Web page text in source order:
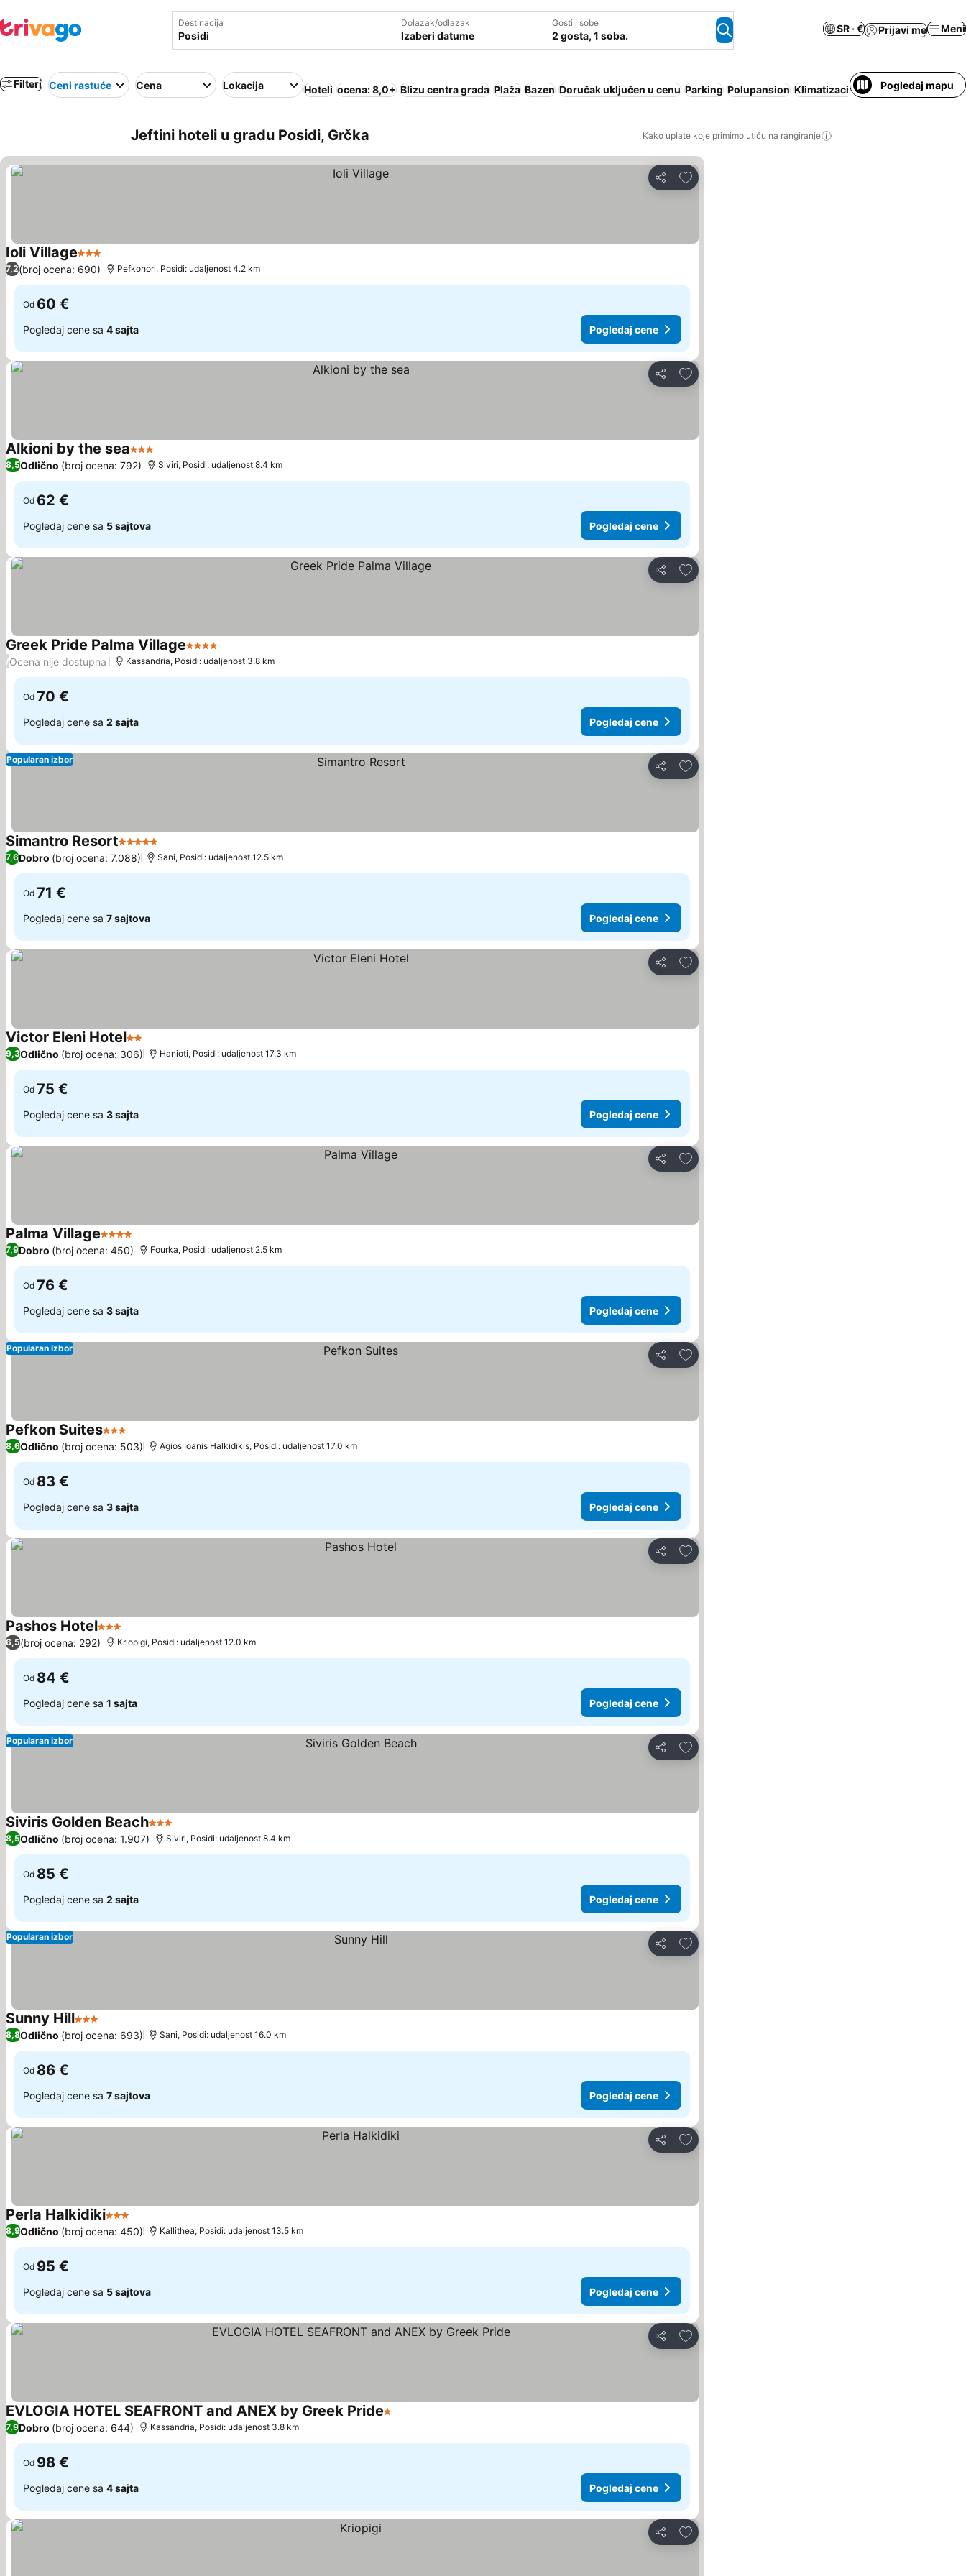
Destinacija Dolazak/odlazak
Izaberi datume
Gosti i sobe
2 gosta, 1 soba.
SR · € Prijavi me Meni
Filteri Ceni rastuće Cena Lokacija Hoteli ocena: 8,0+ Blizu centra grada Plaža Bazen Doručak uključen u cenu Parking Polupansion Klimatizacija All inclusive
Pogledaj mapu
Jeftini hoteli u gradu Posidi, Grčka Kako uplate koje primimo utiču na rangiranje
Deli
Dodati u favorite
Ioli Village3 Zvezdice
7,2(broj ocena: 690) Pefkohori, Posidi: udaljenost 4.2 km
Od 60 €
Pogledaj cene sa 4 sajta Pogledaj cene
Deli
Dodati u favorite
Alkioni by the sea3 Zvezdice
8,5Odlično (broj ocena: 792) Siviri, Posidi: udaljenost 8.4 km
Od 62 €
Pogledaj cene sa 5 sajtova Pogledaj cene
Deli
Dodati u favorite
Greek Pride Palma Village4 Zvezdice
/Ocena nije dostupna Kassandria, Posidi: udaljenost 3.8 km
Od 70 €
Pogledaj cene sa 2 sajta Pogledaj cene
Deli
Dodati u favorite
Popularan izbor
Simantro Resort5 Zvezdice
7,6Dobro (broj ocena: 7.088) Sani, Posidi: udaljenost 12.5 km
Od 71 €
Pogledaj cene sa 7 sajtova Pogledaj cene
Deli
Dodati u favorite
Victor Eleni Hotel2 Zvezdice
9,3Odlično (broj ocena: 306) Hanioti, Posidi: udaljenost 17.3 km
Od 75 €
Pogledaj cene sa 3 sajta Pogledaj cene
Deli
Dodati u favorite
Palma Village4 Zvezdice
7,9Dobro (broj ocena: 450) Fourka, Posidi: udaljenost 2.5 km
Od 76 €
Pogledaj cene sa 3 sajta Pogledaj cene
Deli
Dodati u favorite
Popularan izbor
Pefkon Suites3 Zvezdice
8,6Odlično (broj ocena: 503) Agios Ioanis Halkidikis, Posidi: udaljenost 17.0 km
Od 83 €
Pogledaj cene sa 3 sajta Pogledaj cene
Deli
Dodati u favorite
Pashos Hotel3 Zvezdice
6,5(broj ocena: 292) Kriopigi, Posidi: udaljenost 12.0 km
Od 84 €
Pogledaj cene sa 1 sajta Pogledaj cene
Deli
Dodati u favorite
Popularan izbor
Siviris Golden Beach3 Zvezdice
8,5Odlično (broj ocena: 1.907) Siviri, Posidi: udaljenost 8.4 km
Od 85 €
Pogledaj cene sa 2 sajta Pogledaj cene
Deli
Dodati u favorite
Popularan izbor
Sunny Hill3 Zvezdice
8,8Odlično (broj ocena: 693) Sani, Posidi: udaljenost 16.0 km
Od 86 €
Pogledaj cene sa 7 sajtova Pogledaj cene
Deli
Dodati u favorite
Perla Halkidiki3 Zvezdice
8,9Odlično (broj ocena: 450) Kallithea, Posidi: udaljenost 13.5 km
Od 95 €
Pogledaj cene sa 5 sajtova Pogledaj cene
Deli
Dodati u favorite
EVLOGIA HOTEL SEAFRONT and ANEX by Greek Pride1 Zvezdice
7,9Dobro (broj ocena: 644) Kassandria, Posidi: udaljenost 3.8 km
Od 98 €
Pogledaj cene sa 4 sajta Pogledaj cene
Deli
Dodati u favorite